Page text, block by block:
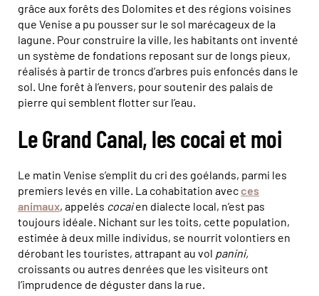
grâce aux forêts des Dolomites et des régions voisines
que Venise a pu pousser sur le sol marécageux de la
lagune. Pour construire la ville, les habitants ont inventé
un système de fondations reposant sur de longs pieux,
réalisés à partir de troncs d’arbres puis enfoncés dans le
sol. Une forêt à l’envers, pour soutenir des palais de
pierre qui semblent flotter sur l’eau.
Le Grand Canal, les cocai et moi
Le matin Venise s’emplit du cri des goélands, parmi les
premiers levés en ville. La cohabitation avecces
animaux, appelés cocaien dialecte local, n’est pas
toujours idéale. Nichant sur les toits, cette population,
estimée à deux mille individus, se nourrit volontiers en
dérobant les touristes, attrapant au vol panini,
croissants ou autres denrées que les visiteurs ont
l’imprudence de déguster dans la rue.